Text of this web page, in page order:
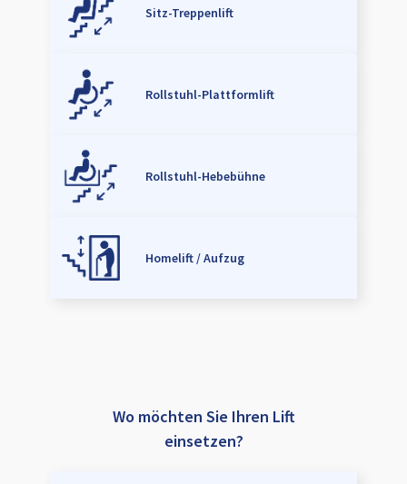
Sitz-Treppenlift
Rollstuhl-Plattformlift
Rollstuhl-Hebebühne
Homelift / Aufzug
Wo möchten Sie Ihren Lift
einsetzen?